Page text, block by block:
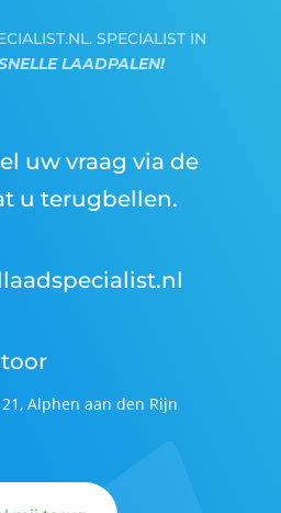
SPECIALIST IN
LAADPALEN!
uw vraag via de
u terugbellen.
Alphen aan den Rijn